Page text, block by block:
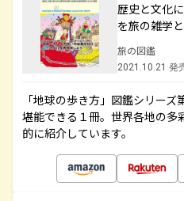
歴史と文化
を旅の雑学
旅の図鑑
2021.10.21 発
「地球の歩き方」図鑑シリー
堪能できる１冊。世界各地の多
的に紹介しています。